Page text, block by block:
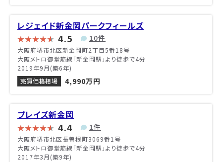
レジェイド新金岡パークフィールズ
4.5 10件
大阪府堺市北区新金岡町2丁目5番18号
大阪メトロ御堂筋線「新金岡駅」より徒歩で4分
2019年9月(築6年)
売買価格相場
4,990万円
プレイズ新金岡
4.4 1件
大阪府堺市北区長曽根町3069番1号
大阪メトロ御堂筋線「新金岡駅」より徒歩で4分
2017年3月(築9年)